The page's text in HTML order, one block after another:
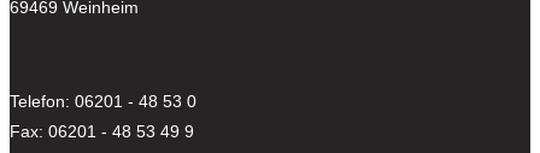
69469 Weinheim
Telefon: 06201 - 48 53 0
Fax: 06201 - 48 53 49 9